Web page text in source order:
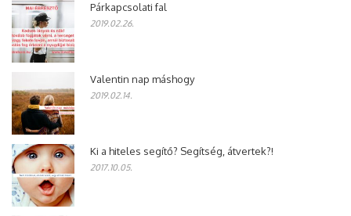
Párkapcsolati fal
2019.02.26.
Valentin nap máshogy
2019.02.14.
Ki a hiteles segítő? Segítség, átvertek?!
2017.10.05.